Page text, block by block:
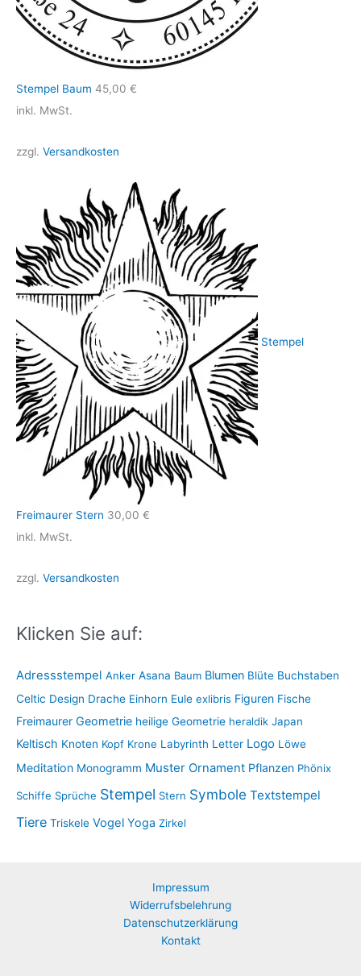
Stempel Baum 45,00 €
inkl. MwSt.
zzgl. Versandkosten
Stempel
Freimaurer Stern 30,00 €
inkl. MwSt.
zzgl. Versandkosten
Klicken Sie auf:
Adressstempel Anker Asana Baum Blumen Blüte Buchstaben
Celtic Design Drache Einhorn Eule exlibris Figuren Fische
Freimaurer Geometrie heilige Geometrie heraldik Japan
Keltisch Knoten Kopf Krone Labyrinth Letter Logo Löwe
Meditation Monogramm Muster Ornament Pflanzen Phönix
Schiffe Sprüche Stempel Stern Symbole Textstempel
Tiere Triskele Vogel Yoga Zirkel
Impressum
Widerrufsbelehrung
Datenschutzerklärung
Kontakt